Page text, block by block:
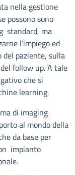
nella gestione
possono sono
standard, ma
l’impiego ed
paziente, sulla
follow up. A tale
che si
learning.
di imaging
al mondo della
da base per
impianto